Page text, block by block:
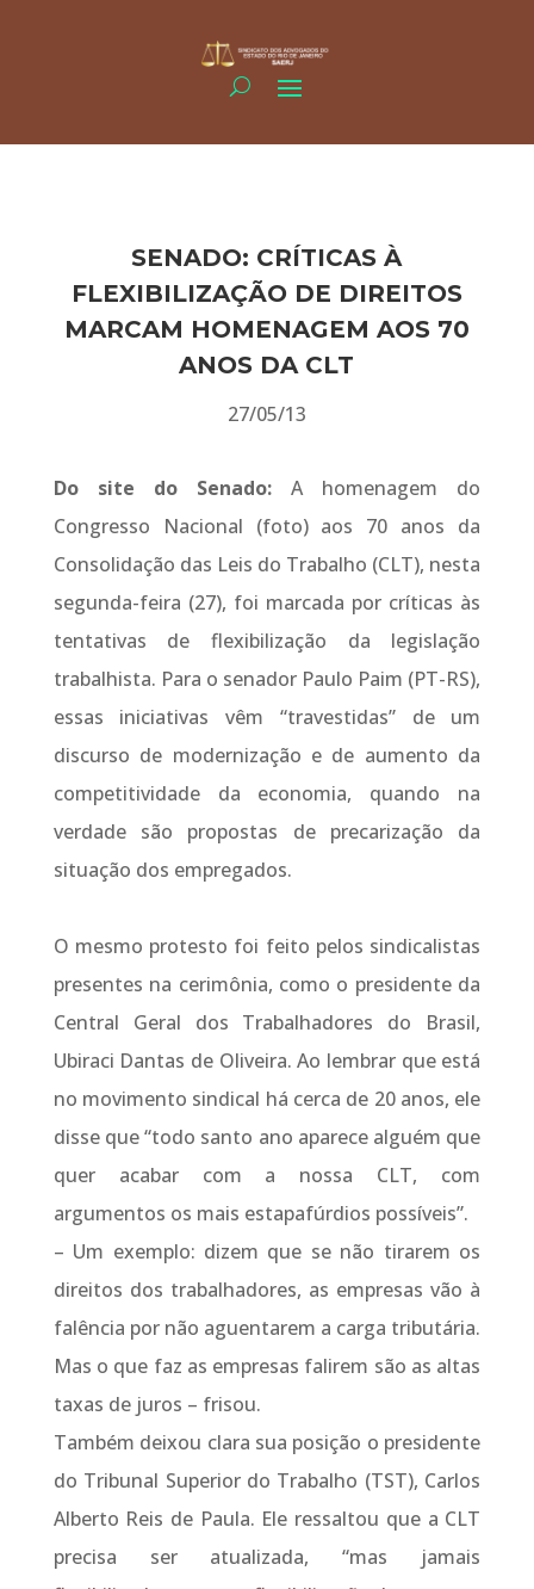
SENADO: CRÍTICAS À
FLEXIBILIZAÇÃO DE DIREITOS
MARCAM HOMENAGEM AOS 70
ANOS DA CLT
27/05/13
Do site do Senado:A homenagem do
Congresso Nacional (foto) aos 70 anos da
Consolidação das Leis do Trabalho (CLT), nesta
segunda-feira (27), foi marcada por críticas às
tentativas de flexibilização da legislação
trabalhista. Para o senador Paulo Paim (PT-RS),
essas iniciativas vêm “travestidas” de um
discurso de modernização e de aumento da
competitividade da economia, quando na
verdade são propostas de precarização da
situação dos empregados.
O mesmo protesto foi feito pelos sindicalistas
presentes na cerimônia, como o presidente da
Central Geral dos Trabalhadores do Brasil,
Ubiraci Dantas de Oliveira. Ao lembrar que está
no movimento sindical há cerca de 20 anos, ele
disse que “todo santo ano aparece alguém que
quer acabar com a nossa CLT, com
argumentos os mais estapafúrdios possíveis”.
– Um exemplo: dizem que se não tirarem os
direitos dos trabalhadores, as empresas vão à
falência por não aguentarem a carga tributária.
Mas o que faz as empresas falirem são as altas
taxas de juros – frisou.
Também deixou clara sua posição o presidente
do Tribunal Superior do Trabalho (TST), Carlos
Alberto Reis de Paula. Ele ressaltou que a CLT
precisa ser atualizada, “mas jamais